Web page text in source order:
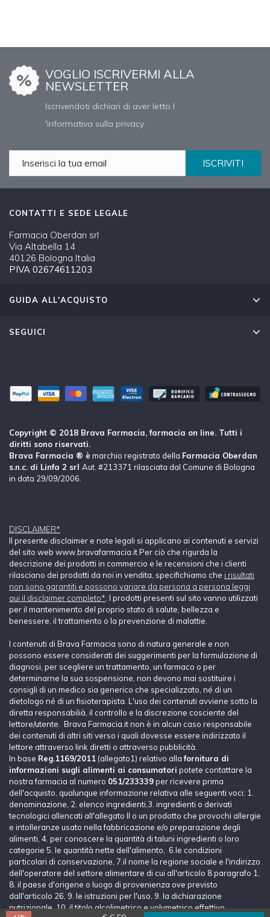
VOGLIO ISCRIVERMI ALLA
NEWSLETTER
Iscrivendoti dichiari di aver letto l
'informativa sulla privacy
ISCRIVITI
CONTATTI E SEDE LEGALE
Farmacia Oberdan srl
Via Altabella 14
40126 Bologna Italia
PIVA 02674611203
GUIDA ALL'ACQUISTO
SEGUICI
Copyright © 2018 Brava Farmacia, farmacia on line. Tutti i
diritti sono riservati.
Brava Farmacia ® è marchio registrato della Farmacia Oberdan
s.n.c. di Linfa 2 srl Aut. #213371 rilasciata dal Comune di Bologna
in data 29/09/2006.
DISCLAIMER*
Il presente disclaimer e note legali si applicano ai contenuti e servizi
del sito web www.bravafarmacia.it Per ciò che rigurda la
descrizione dei prodotti in commercio e le recensioni che i clienti
rilasciano dei prodotti da noi in vendita, specifichiamo che i risultati
non sono garantiti e possono variare da persona a persona leggi
qui il disclaimer completo* . I prodotti presenti sul sito vanno utilizzati
per il mantenimento del proprio stato di salute, bellezza e
benessere, il trattamento o la prevenzione di malattie.
I contenuti di Brava Farmacia sono di natura generale e non
possono essere considerati dei suggerimenti per la formulazione di
diagnosi, per scegliere un trattamento, un farmaco o per
determinarne la sua sospensione, non devono mai sostituire i
consigli di un medico sia generico che specializzato, né di un
dietologo né di un fisioterapista. L'uso dei contenuti avviene sotto la
diretta responsabilià, il controllo e la discrezione cosciente del
lettore/utente. Brava Farmacia.it non è in alcun caso responsabile
dei contenuti di altri siti verso i quali dovesse essere indirizzato il
lettore attraverso link diretti o attraverso pubblicità.
In base Reg.1169/2011 (allegato1) relativo allafornitura di
informazioni sugli alimenti ai consumatori potete contattare la
nostra farmacia al numero 051/233339per ricevere prima
dell'acquisto, qualunque informazione relativa alle seguenti voci: 1.
denominazione, 2. elenco ingredienti,3. ingredienti o derivati
tecnologici allencati all'allegato II o un prodotto che provochi allergie
e intolleranze usato nella fabbricazione e/o preparazione degli
alimenti, 4. per conoscere la quantità di taluni ingredienti o loro
categorie 5. le quantità nette dell'alimento, 6.le condizioni
particolari di conservazione, 7.il nome la regione sociale e l'indirizzo
dell'operatore del settore alimentare di cui all'articolo 8 paragrafo 1,
8. il paese d'origene o luogo di provenienza ove previsto
dall'articolo 26, 9. le istruzioni per l'uso, 9. la dichiarazione
nutrizionale, 10. il titolo alcolimetrico e volumetrico effettivo.